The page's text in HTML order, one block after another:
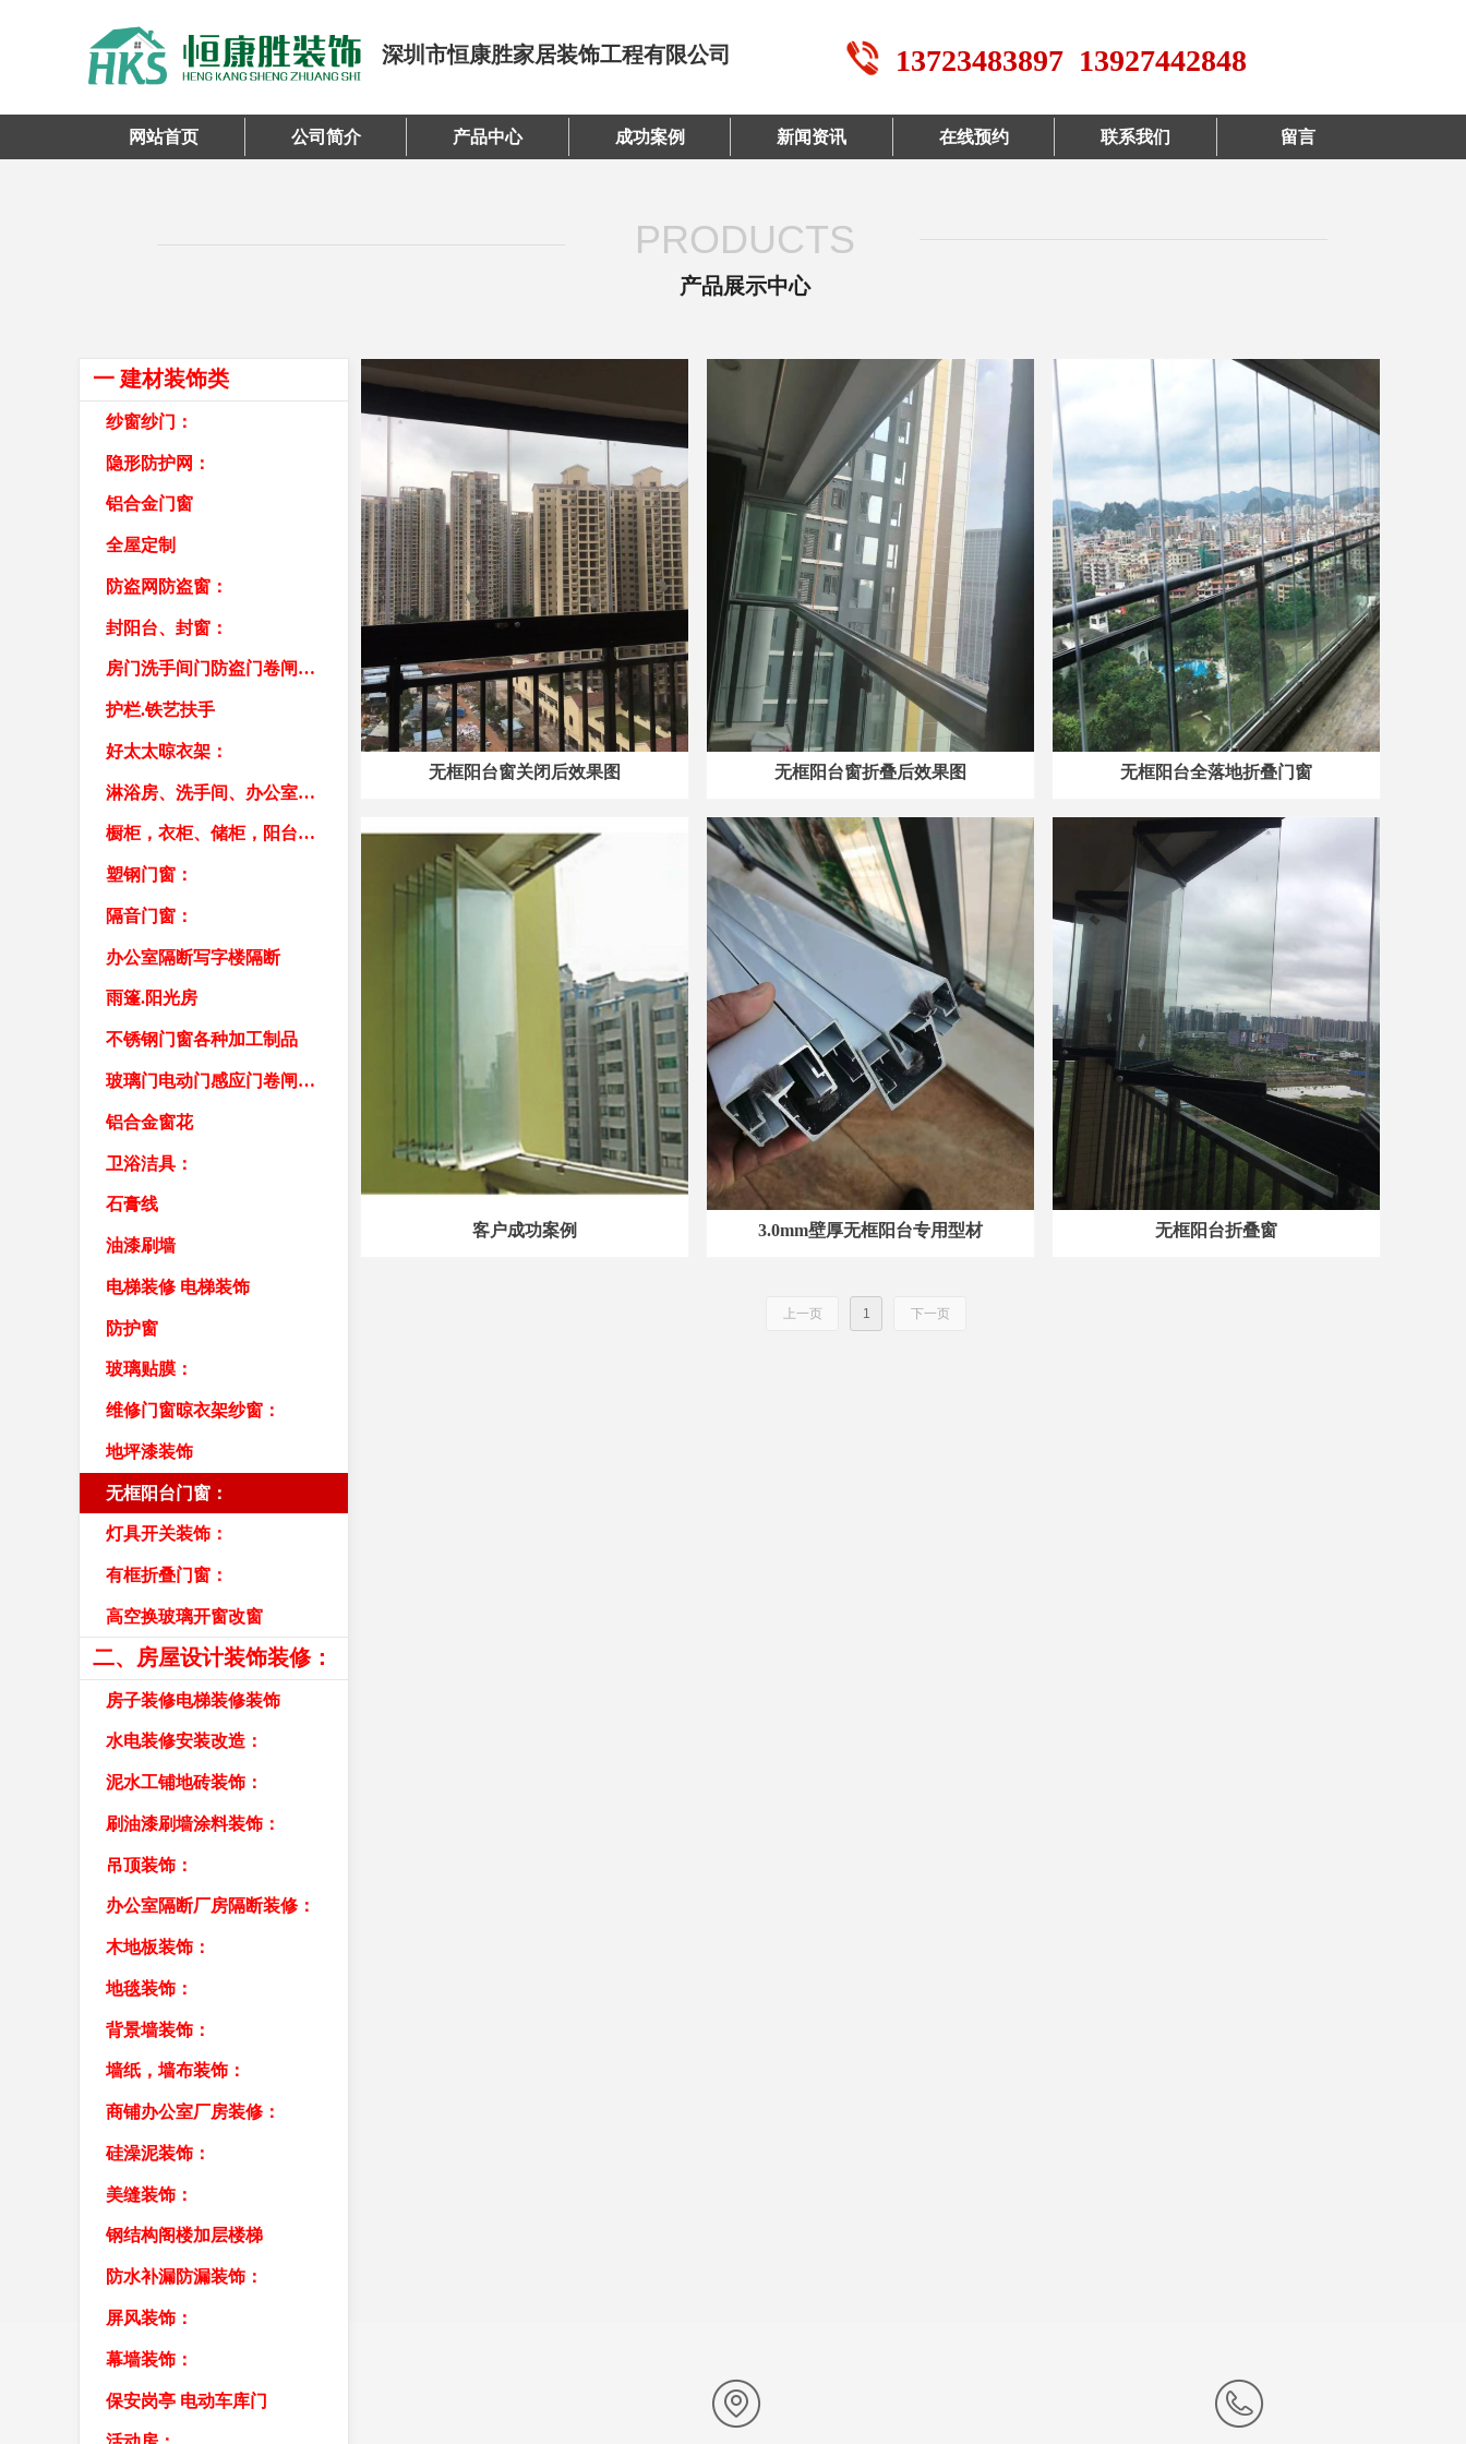
深圳市恒康胜家居装饰工程有限公司
网站首页 公司简介 产品中心 成功案例 新闻资讯 在线预约 联系我们 留言
13723483897 13927442848
无框阳台窗关闭后效果图 无框阳台窗折叠后效果图 无框阳台全落地折叠门窗
客户成功案例 3.0mm壁厚无框阳台专用型材 无框阳台折叠窗
上一页 1 下一页
一 建材装饰类
纱窗纱门：
隐形防护网：
铝合金门窗
全屋定制
防盗网防盗窗：
封阳台、封窗：
房门洗手间门防盗门卷闸门车库门
护栏.铁艺扶手
好太太晾衣架：
淋浴房、洗手间、办公室隔断：
橱柜，衣柜、储柜，阳台柜，书柜
塑钢门窗：
隔音门窗：
办公室隔断写字楼隔断
雨篷.阳光房
不锈钢门窗各种加工制品
玻璃门电动门感应门卷闸门车库门卷帘门
铝合金窗花
卫浴洁具：
石膏线
油漆刷墙
电梯装修 电梯装饰
防护窗
玻璃贴膜：
维修门窗晾衣架纱窗：
地坪漆装饰
无框阳台门窗：
灯具开关装饰：
有框折叠门窗：
高空换玻璃开窗改窗
二、房屋设计装饰装修：
房子装修电梯装修装饰
水电装修安装改造：
泥水工铺地砖装饰：
刷油漆刷墙涂料装饰：
吊顶装饰：
办公室隔断厂房隔断装修：
木地板装饰：
地毯装饰：
背景墙装饰：
墙纸，墙布装饰：
商铺办公室厂房装修：
硅澡泥装饰：
美缝装饰：
钢结构阁楼加层楼梯
防水补漏防漏装饰：
屏风装饰：
幕墙装饰：
保安岗亭 电动车库门
PRODUCTS
产品展示中心